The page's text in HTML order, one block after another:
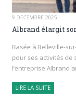
9 DÉCEMBRE 2025
Albrand élargit
Basée à Belleville-
pour ses activités de
l’entreprise Albrand
LIRE LA SUITE